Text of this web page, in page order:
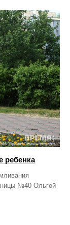
ребенка
№40 Ольгой